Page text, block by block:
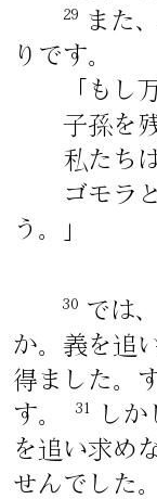
29
また
りです。
「もし
子孫を
私たち
ゴモラ
う。」
30
では
か。義を追
得ました。
す。
31
し
を追い求め
せんでした